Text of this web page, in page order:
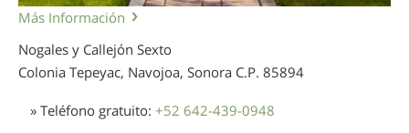
Más Información
Nogales y Callejón Sexto
Colonia Tepeyac, Navojoa, Sonora C.P. 85894
» Teléfono gratuito: +52 642-439-0948